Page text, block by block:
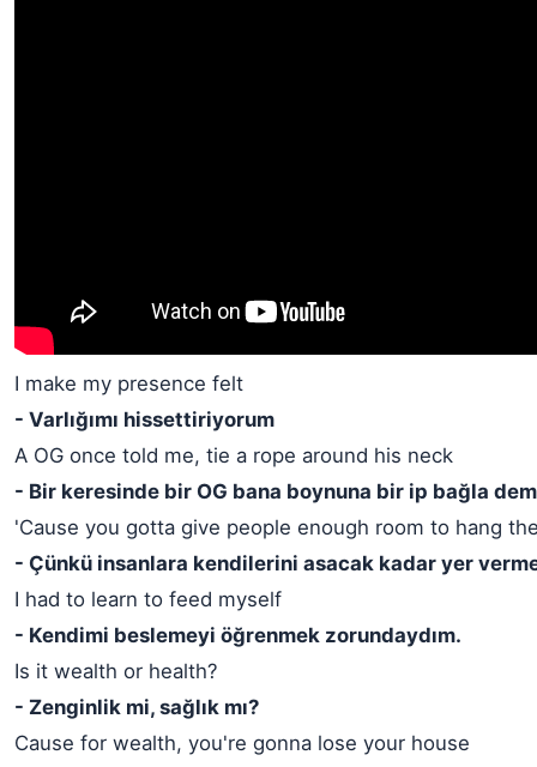
I make my presence felt
- Varlığımı hissettiriyorum
A OG once told me, tie a rope around his neck
- Bir keresinde bir OG bana boynuna bir ip bağla
'Cause you gotta give people enough room to hang
- Çünkü insanlara kendilerini asacak kadar yer
I had to learn to feed myself
- Kendimi beslemeyi öğrenmek zorundaydım.
Is it wealth or health?
- Zenginlik mi, sağlık mı?
Cause for wealth, you're gonna lose your house